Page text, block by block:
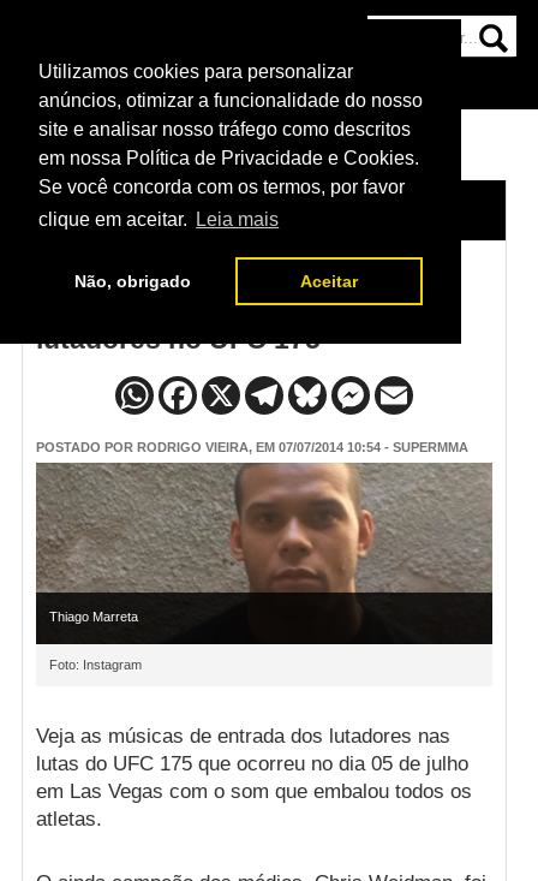
Utilizamos cookies para personalizar
anúncios, otimizar a funcionalidade do nosso
site e analisar nosso tráfego como descritos
em nossa Política de Privacidade e Cookies.
Se você concorda com os termos, por favor
clique em aceitar.
Leia mais
Não, obrigado Aceitar
NOTÍCIAS
HOME NOTÍCIAS
Veja as músicas de entrada dos
lutadores no UFC 175
POSTADO POR RODRIGO VIEIRA, EM 07/07/2014 10:54 - SUPERMMA
Thiago Marreta
Foto: Instagram
Veja as músicas de entrada dos lutadores nas
lutas do UFC 175 que ocorreu no dia 05 de julho
em Las Vegas com o som que embalou todos os
atletas.